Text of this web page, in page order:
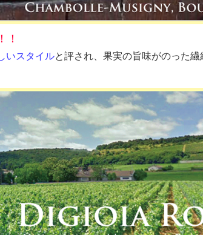
！
いスタイルと評され、果実の旨味がのった繊